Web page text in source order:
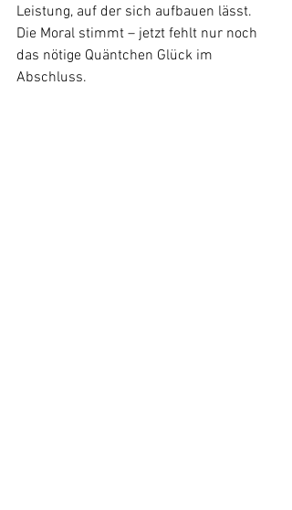
Leistung, auf der sich aufbauen lässt.
Die Moral stimmt – jetzt fehlt nur noch
das nötige Quäntchen Glück im
Abschluss.